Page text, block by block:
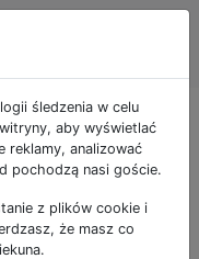
„boso”
śledzenia w celu
aby wyświetlać
reklamy, analizować
pochodzą nasi goście.
z plików cookie i
że masz co